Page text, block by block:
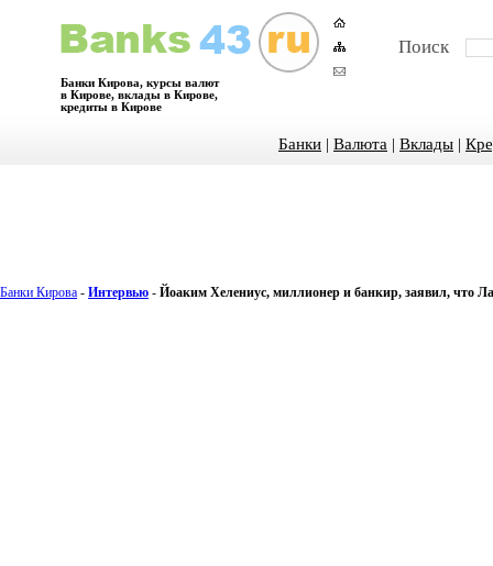
Банки Кирова, курсы валют
в Кирове, вклады в Кирове,
кредиты в Кирове
Поиск
Банки | Валюта | Вклады |
Банки Кирова - Интервью - Йоаким Хелениус, миллионер и банкир, заявил, что